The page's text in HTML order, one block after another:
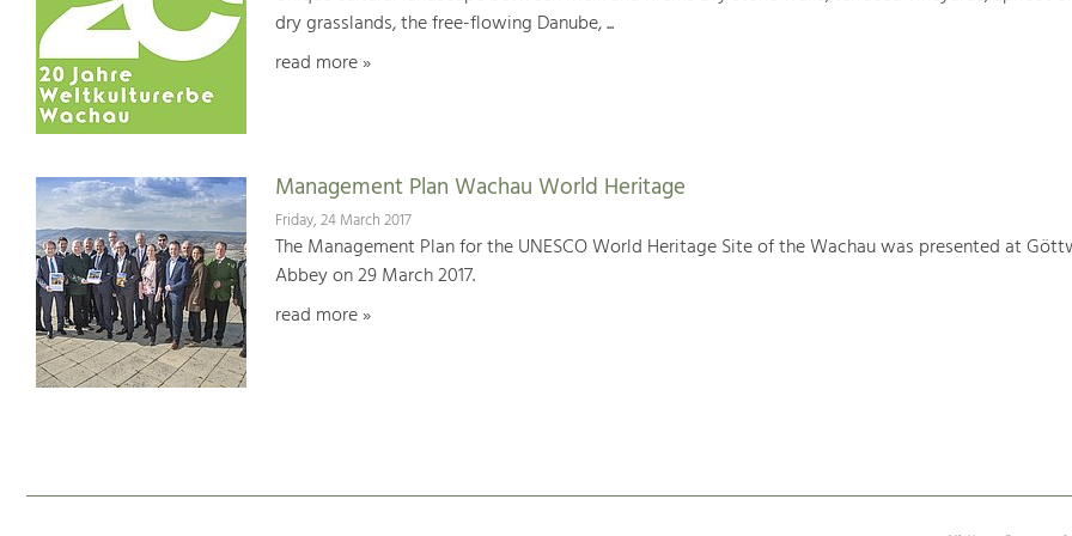
dry grasslands, the free-flowing Danube, ...
read more »
Management Plan Wachau World Heritage
Friday, 24 March 2017
The Management Plan for the UNESCO World Heritage Site of the Wachau was presented at
Abbey on 29 March 2017.
read more »